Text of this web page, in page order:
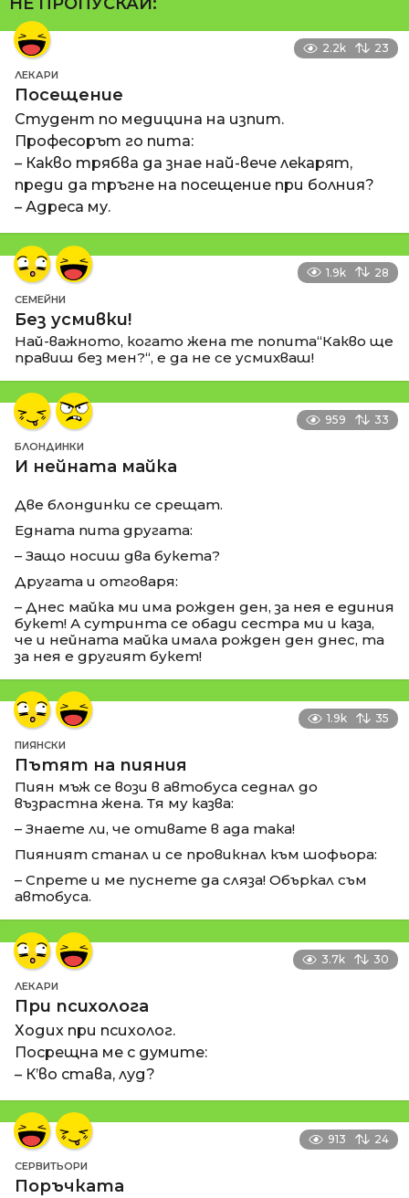
2.2k 23
ЛЕКАРИ
Посещение
Студент по медицина на изпит.
Професорът го пита:
– Какво трябва да знае най-вече лекарят,
преди да тръгне на посещение при болния?
– Адреса му.
1.9k 28
СЕМЕЙНИ
Без усмивки!
Най-важното, когато жена те попита“Какво ще
правиш без мен?“, е да не се усмихваш!
959 33
БЛОНДИНКИ
И нейната майка
Две блондинки се срещат.
Едната пита другата:
– Защо носиш два букета?
Другата и отговаря:
– Днес майка ми има рожден ден, за нея е единия
букет! А сутринта се обади сестра ми и каза,
че и нейната майка имала рожден ден днес, та
за нея е другият букет!
1.9k 35
ПИЯНСКИ
Пътят на пияния
Пиян мъж се вози в автобуса седнал до
възрастна жена. Тя му казва:
– Знаете ли, че отивате в ада така!
Пияният станал и се провикнал към шофьора:
– Спрете и ме пуснете да сляза! Объркал съм
автобуса.
3.7k 30
ЛЕКАРИ
При психолога
Ходих при психолог.
Посрещна ме с думите:
– К’во става, луд?
913 24
СЕРВИТЬОРИ
Поръчката